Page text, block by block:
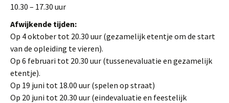
10.30 – 17.30 uur
Afwijkende tijden:
Op 4 oktober tot 20.30 uur (gezamelijk etentje om de start
van de opleiding te vieren).
Op 6 februari tot 20.30 uur (tussenevaluatie en gezamelijk
etentje).
Op 19 juni tot 18.00 uur (spelen op straat)
Op 20 juni tot 20.30 uur (eindevaluatie en feestelijk